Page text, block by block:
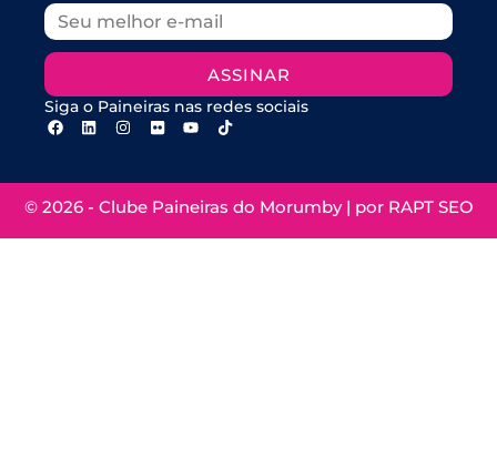
ASSINAR
Siga o Paineiras nas redes sociais
© 2026 - Clube Paineiras do Morumby | por RAPT SEO